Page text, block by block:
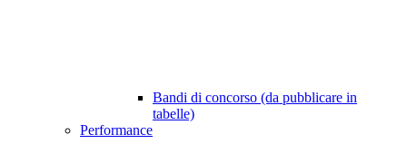
Bandi di concorso (da pubblicare in
tabelle)
Performance